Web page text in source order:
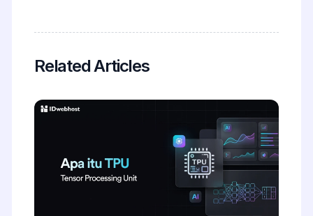
Related Articles